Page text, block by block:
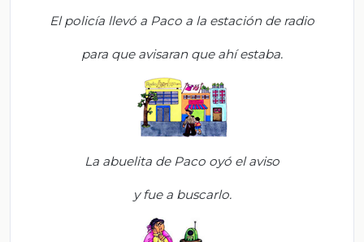
El policía llevó a Paco a la estación de radio
para que avisaran que ahí estaba.
La abuelita de Paco oyó el aviso
y fue a buscarlo.